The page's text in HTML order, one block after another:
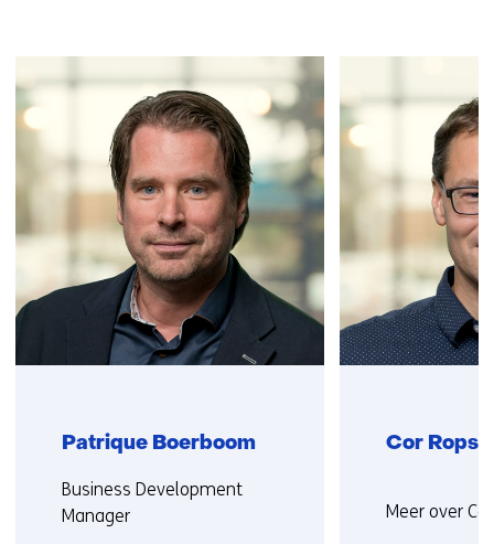
over
(Neem
contact
met
ons
op)
Patrique Boerboom
Functie:
Business Development
Manager
Cor Rops
niet
Meer over Cor